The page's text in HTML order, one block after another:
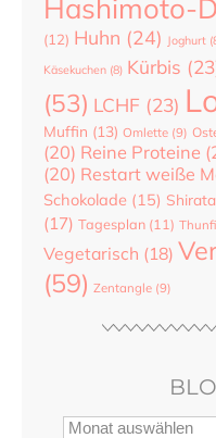
Hashimoto-
(12) Huhn (24) Joghurt
Käsekuchen (8) Kürbis
(53) LCHF (23)
Muffin (13) Omlette (9)
(20) Reine Proteine
(20) Restart weiße
Schokolade (15)
(17) Tagesplan (11)
Vegetarisch (18)
(59) Zentangle (9)